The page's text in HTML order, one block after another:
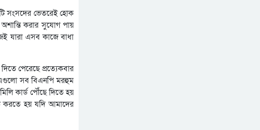
সংসদের ভেতরেই হোক
করার সুযোগ পায়
যারা এসব কাজে বাধা
পেরেছে প্রত্যেকবার
সব বিএনপি মরহুম
কার্ড পৌঁছে দিতে হয়
করতে হয় যদি আমাদের